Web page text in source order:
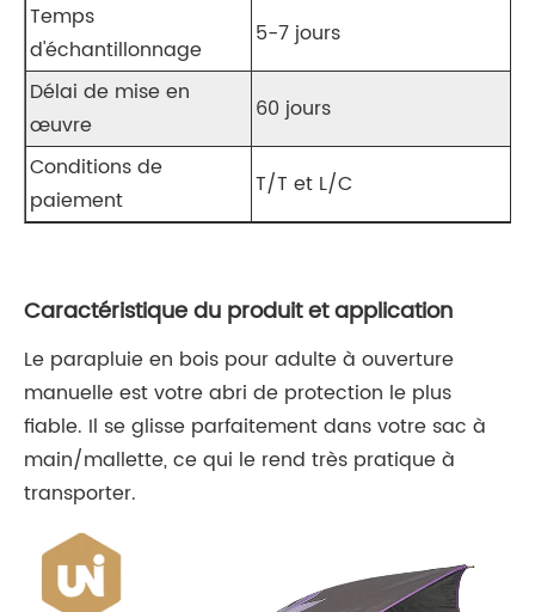
Temps
d'échantillonnage
5-7 jours
Délai de mise en
œuvre
60 jours
Conditions de
paiement
T/T et L/C
Caractéristique du produit et application
Le parapluie en bois pour adulte à ouverture
manuelle est votre abri de protection le plus
fiable. Il se glisse parfaitement dans votre sac à
main/mallette, ce qui le rend très pratique à
transporter.